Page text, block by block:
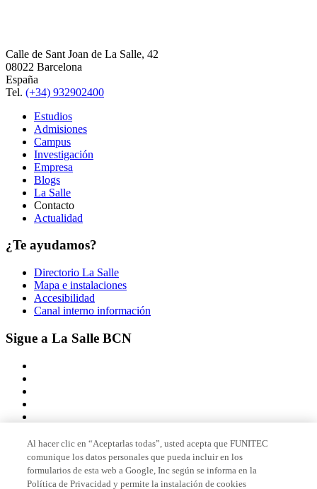
Calle de Sant Joan de La Salle, 42
08022 Barcelona
España
Tel. (+34) 932902400
Estudios
Admisiones
Campus
Investigación
Empresa
Blogs
La Salle
Contacto
Actualidad
¿Te ayudamos?
Directorio La Salle
Mapa e instalaciones
Accesibilidad
Canal interno información
Sigue a La Salle BCN
Miembro de
Al hacer clic en “Aceptarlas todas”, usted acepta que FUNITEC
comunique los datos personales que pueda incluir en los
formularios de esta web a Google, Inc según se informa en la
Política de Privacidad y permite la instalación de cookies